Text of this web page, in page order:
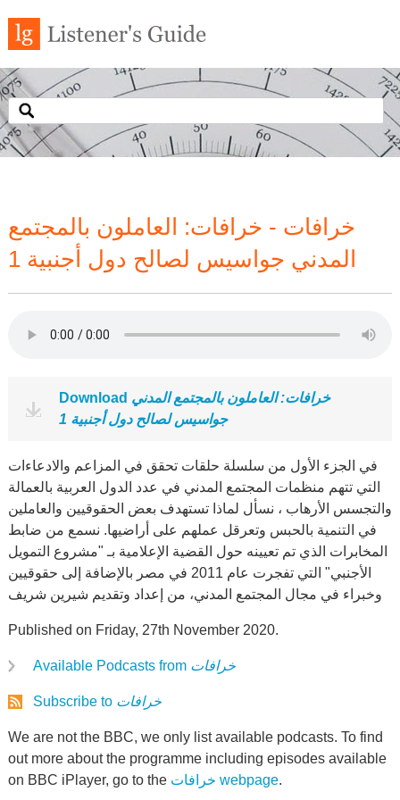
خرافات - خرافات: العاملون بالمجتمع
المدني جواسيس لصالح دول أجنبية 1
Download خرافات: العاملون بالمجتمع المدني
جواسيس لصالح دول أجنبية 1
في الجزء الأول من سلسلة حلقات تحقق في المزاعم والادعاءات
التي تتهم منظمات المجتمع المدني في عدد الدول العربية بالعمالة
والتجسس الأرهاب ، نسأل لماذا تستهدف بعض الحقوقيين والعاملين
في التنمية بالحبس وتعرقل عملهم على أراضيها. نسمع من ضابط
المخابرات الذي تم تعيينه حول القضية الإعلامية بـ "مشروع التمويل
الأجنبي" التي تفجرت عام 2011 في مصر بالإضافة إلى حقوقيين
وخبراء في مجال المجتمع المدني، من إعداد وتقديم شيرين شريف
Published on Friday, 27th November 2020.
Available Podcasts from خرافات
Subscribe to خرافات
We are not the BBC, we only list available podcasts. To find
out more about the programme including episodes available
on BBC iPlayer, go to the
خرافات webpage.